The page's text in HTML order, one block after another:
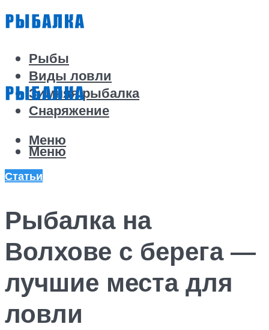
Рыбы
Виды ловли
Зимняя рыбалка
Снаряжение
Меню
Меню
Статьи
Рыбалка на
Волхове с берега —
лучшие места для
ловли